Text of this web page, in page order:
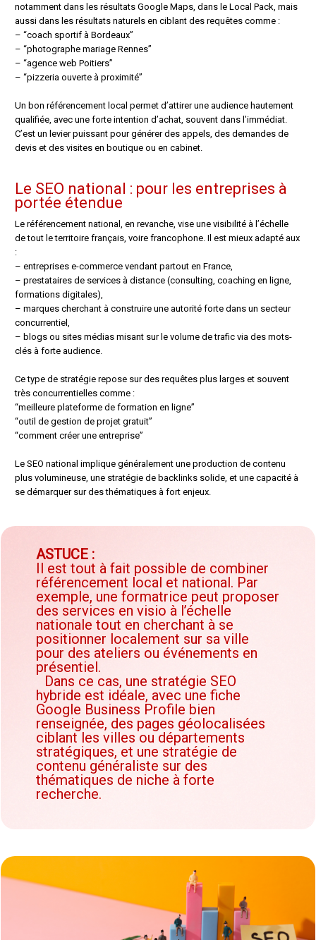
notamment dans les résultats Google Maps, dans le Local Pack, mais
aussi dans les résultats naturels en ciblant des requêtes comme :
– “coach sportif à Bordeaux”
– “photographe mariage Rennes”
– “agence web Poitiers”
– “pizzeria ouverte à proximité”
Un bon référencement local permet d’attirer une audience hautement
qualifiée, avec une forte intention d’achat, souvent dans l’immédiat.
C’est un levier puissant pour générer des appels, des demandes de
devis et des visites en boutique ou en cabinet.
Le SEO national : pour les entreprises à
portée étendue
Le référencement national, en revanche, vise une visibilité à l’échelle
de tout le territoire français, voire francophone. Il est mieux adapté aux
:
– entreprises e-commerce vendant partout en France,
– prestataires de services à distance (consulting, coaching en ligne,
formations digitales),
– marques cherchant à construire une autorité forte dans un secteur
concurrentiel,
– blogs ou sites médias misant sur le volume de trafic via des mots-
clés à forte audience.
Ce type de stratégie repose sur des requêtes plus larges et souvent
très concurrentielles comme :
“meilleure plateforme de formation en ligne”
“outil de gestion de projet gratuit”
“comment créer une entreprise”
Le SEO national implique généralement une production de contenu
plus volumineuse, une stratégie de backlinks solide, et une capacité à
se démarquer sur des thématiques à fort enjeux.
ASTUCE :
Il est tout à fait possible de combiner
référencement local et national. Par
exemple, une formatrice peut proposer
des services en visio à l’échelle
nationale tout en cherchant à se
positionner localement sur sa ville
pour des ateliers ou événements en
présentiel.
Dans ce cas, une stratégie SEO
hybride est idéale, avec une fiche
Google Business Profile bien
renseignée, des pages géolocalisées
ciblant les villes ou départements
stratégiques, et une stratégie de
contenu généraliste sur des
thématiques de niche à forte
recherche.